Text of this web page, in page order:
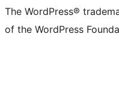
The WordPress®
of the WordPress